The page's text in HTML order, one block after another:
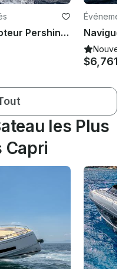
Location de yacht à moteur Pershing 37 cabines à Capri, Campanie
Nouveau
$6,761
les Plus
Capri